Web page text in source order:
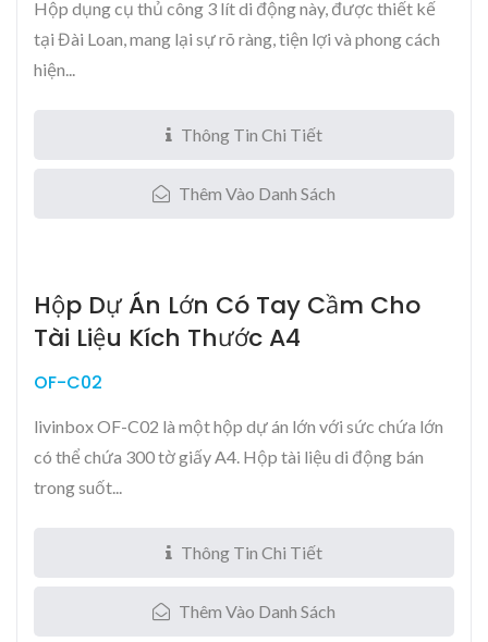
Hộp dụng cụ thủ công 3 lít di động này, được thiết kế
tại Đài Loan, mang lại sự rõ ràng, tiện lợi và phong cách
hiện...
Thông Tin Chi Tiết
Thêm Vào Danh Sách
Hộp Dự Án Lớn Có Tay Cầm Cho
Tài Liệu Kích Thước A4
OF-C02
livinbox OF-C02 là một hộp dự án lớn với sức chứa lớn
có thể chứa 300 tờ giấy A4. Hộp tài liệu di động bán
trong suốt...
Thông Tin Chi Tiết
Thêm Vào Danh Sách